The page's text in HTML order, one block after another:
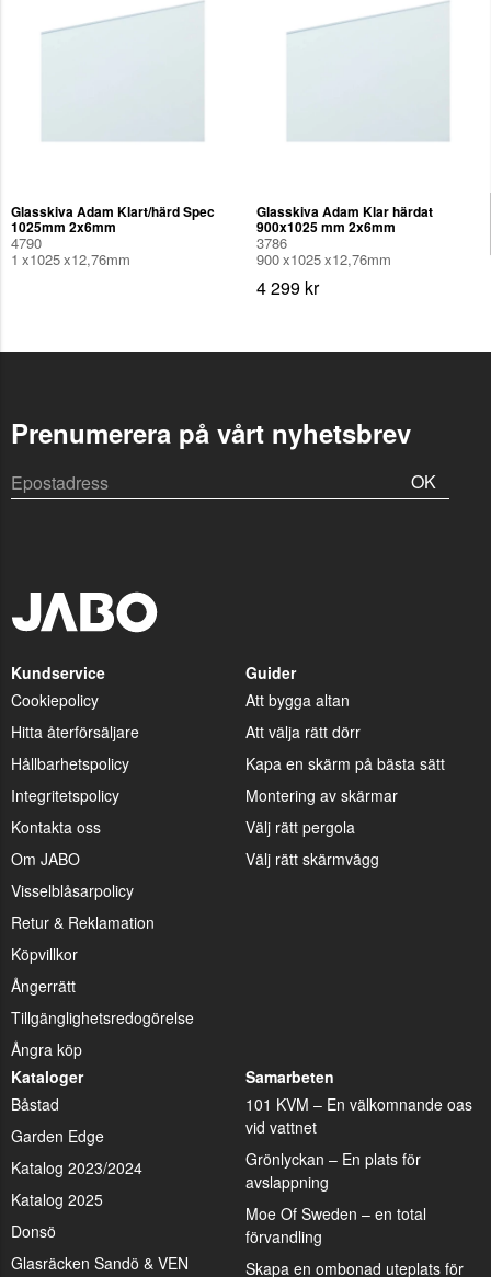
Glasskiva Adam Klart/härd Spec
1025mm 2x6mm
4790
1 1025 12,76mm
Glasskiva Adam Klar härdat
900x1025 mm 2x6mm
3786
900 1025 12,76mm
4 299 kr
Prenumerera på vårt nyhetsbrev
OK
Kundservice
Cookiepolicy
Hitta återförsäljare
Hållbarhetspolicy
Integritetspolicy
Kontakta oss
Om JABO
Visselblåsarpolicy
Retur & Reklamation
Köpvillkor
Ångerrätt
Tillgänglighetsredogörelse
Ångra köp
Guider
Att bygga altan
Att välja rätt dörr
Kapa en skärm på bästa sätt
Montering av skärmar
Välj rätt pergola
Välj rätt skärmvägg
Kataloger
Båstad
Garden Edge
Katalog 2023/2024
Katalog 2025
Donsö
Glasräcken Sandö & VEN
Samarbeten
101 KVM – En välkomnande oas
vid vattnet
Grönlyckan – En plats för
avslappning
Moe Of Sweden – en total
förvandling
Skapa en ombonad uteplats för